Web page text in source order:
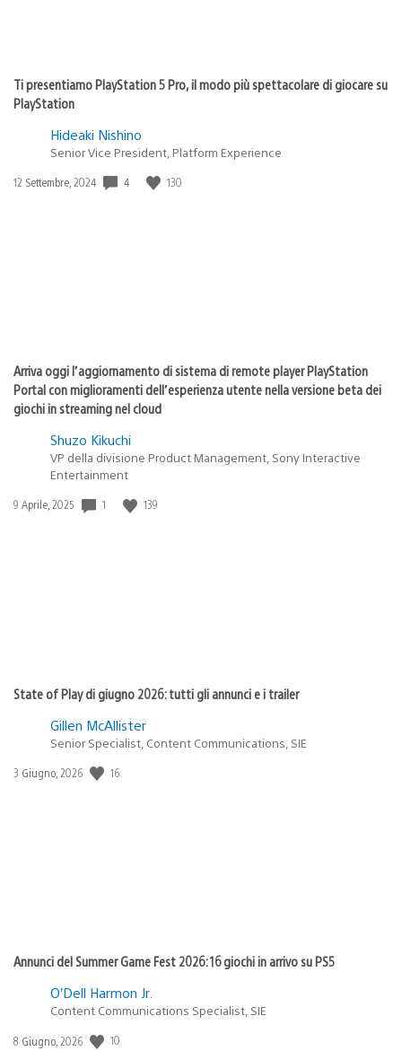
Ti presentiamo PlayStation 5 Pro, il modo più spettacolare di giocare su
PlayStation
Hideaki Nishino
Senior Vice President, Platform Experience
Data
12 Settembre, 2024 4 130
Arriva oggi l’aggiornamento di sistema di remote player PlayStation
Portal con miglioramenti dell’esperienza utente nella versione beta dei
giochi in streaming nel cloud
Shuzo Kikuchi
VP della divisione Product Management, Sony Interactive
Entertainment
Data
9 Aprile, 2025 1 139
State of Play di giugno 2026: tutti gli annunci e i trailer
Gillen McAllister
Senior Specialist, Content Communications, SIE
Data
3 Giugno, 2026 16
Annunci del Summer Game Fest 2026: 16 giochi in arrivo su PS5
O’Dell Harmon Jr.
Content Communications Specialist, SIE
Data
8 Giugno, 2026 10